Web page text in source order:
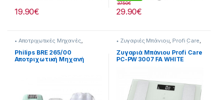
19.90€ 29.90€
37.50€
• Αποτριχωτικές Μηχανές
Philips Για τη Γυναίκα
Προσωπική Φροντίδα
Philips BRE 265/00
Αποτριχωτική Μηχανή
• Ζυγαριές Μπάνιου Profi Care
Προσωπική Φροντίδα Υγεία-
Ευεξία
Ζυγαριά Μπάνιου Profi Care
PC-PW 3007 FA WHITE